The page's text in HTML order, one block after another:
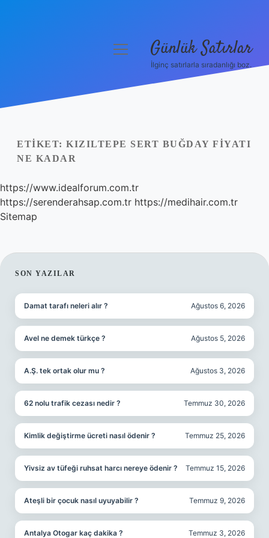
Yasal Uyarı
menüyü Günlük Satırlar
İlginç satırlarla sıradanlığı boz.
ETIKET: KIZILTEPE SERT BUĞDAY FIYATI
NE KADAR
https://www.idealforum.com.tr
https://serenderahsap.com.tr https://medihair.com.tr
Sitemap
SIDEBAR
SON YAZILAR
Damat tarafı neleri alır ? Ağustos 6, 2026
Avel ne demek türkçe ? Ağustos 5, 2026
A.Ş. tek ortak olur mu ? Ağustos 3, 2026
62 nolu trafik cezası nedir ? Temmuz 30, 2026
Kimlik değiştirme ücreti nasıl ödenir ? Temmuz 25, 2026
Yivsiz av tüfeği ruhsat harcı nereye ödenir ? Temmuz 15, 2026
Ateşli bir çocuk nasıl uyuyabilir ? Temmuz 9, 2026
Antalya Otogar kaç dakika ? Temmuz 3, 2026